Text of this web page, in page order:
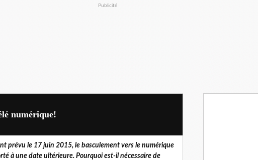
Publicité
numérique!
prévu le 17 juin 2015, le basculement vers le numérique
à une date ultérieure. Pourquoi est-il nécessaire de